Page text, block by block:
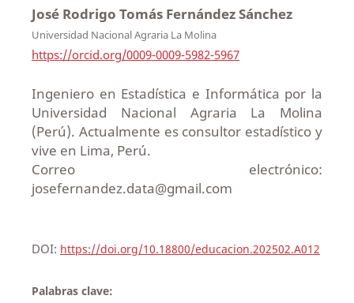
José Rodrigo Tomás Fernández Sánchez
Universidad Nacional Agraria La Molina
https://orcid.org/0009-0009-5982-5967
Ingeniero en Estadística e Informática por la
Universidad Nacional Agraria La Molina
(Perú). Actualmente es consultor estadístico y
vive en Lima, Perú.
Correo electrónico:
josefernandez.data@gmail.com
DOI: https://doi.org/10.18800/educacion.202502.A012
Palabras clave: